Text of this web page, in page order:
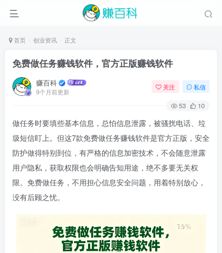
首页 创业资讯 正文
免费做任务赚钱软件，官方正版赚钱软件
赚百科
9个月前更新
关注 私信
53 10
做任务时要填些基本信息，总怕信息泄露，被骚扰电话、垃
圾短信盯上。但这7款免费做任务赚钱软件是官方正版，安全
防护做得特别到位，有严格的信息加密技术，不会随意泄露
用户隐私，获取权限也会明确告知用途，绝不多要无关权
限。免费做任务，不用担心信息安全问题，用着特别放心，
没有后顾之忧。